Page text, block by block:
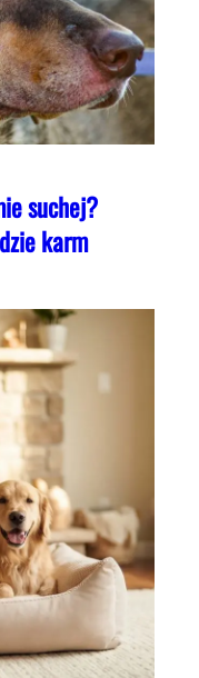
suchej?
karm